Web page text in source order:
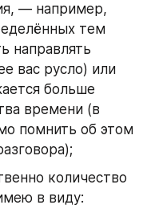
— например,
тем
направлять
вас русло) или
больше
времени (в
помнить об этом
количество
в виду: